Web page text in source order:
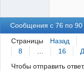
Сообщения с 76 по 90
Страницы Назад
8
… 16
Чтобы отправить